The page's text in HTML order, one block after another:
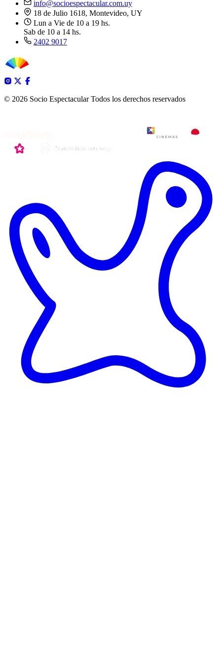
info@socioespectacular.com.uy
18 de Julio 1618, Montevideo, UY
Lun a Vie de 10 a 19 hs.
Sab de 10 a 14 hs.
2402 9017
© 2026 Socio Espectacular Todos los derechos reservados